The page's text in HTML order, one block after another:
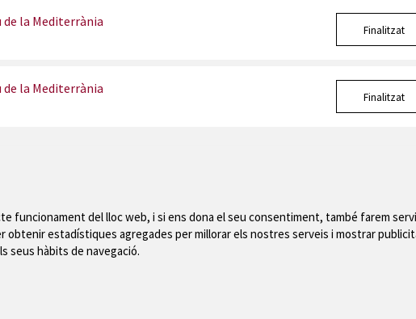
de la Mediterrània
Finalitzat
de la Mediterrània
Finalitzat
Torroella de Montgrí
Mapa del web Avís
funcionament del lloc web, i si ens dona el seu consentiment, també farem
obtenir estadístiques agregades per millorar els nostres serveis i mostrar
seus hàbits de navegació.